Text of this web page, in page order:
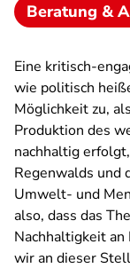
Beratung &
Eine kritisch-
wie politisch
Möglichkeit zu,
Produktion des
nachhaltig
Regenwalds und
Umwelt- und
also, dass das
Nachhaltigkeit
wir an dieser